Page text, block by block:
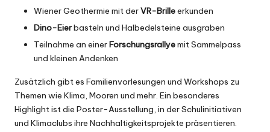
Wiener Geothermie mit derVR-Brilleerkunden
Dino-Eierbasteln und Halbedelsteine ausgraben
Teilnahme an einerForschungsrallyemit Sammelpass
und kleinen Andenken
Zusätzlich gibt es Familienvorlesungen und Workshops zu
Themen wie Klima, Mooren und mehr. Ein besonderes
Highlight ist die Poster-Ausstellung, in der Schulinitiativen
und Klimaclubs ihre Nachhaltigkeitsprojekte präsentieren.